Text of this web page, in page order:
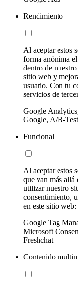
Rendimiento
Al aceptar estos
forma anónima
dentro de
sitio web y
usuario. Con tu
servicios de
Google
Google, A/B-
Funcional
Al aceptar estos
que van más allá
utilizar nuestro
consentimiento,
en este sitio web:
Google Tag
Microsoft
Freshchat
Contenido